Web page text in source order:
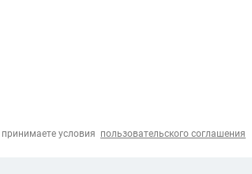
условия пользовательского соглашения